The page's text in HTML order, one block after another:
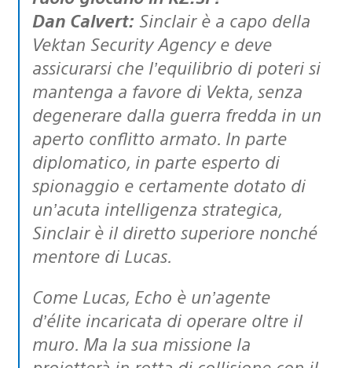
Dan Calvert: Sinclair è a capo della
Vektan Security Agency e deve
assicurarsi che l’equilibrio di poteri si
mantenga a favore di Vekta, senza
degenerare dalla guerra fredda in un
aperto conflitto armato. In parte
diplomatico, in parte esperto di
spionaggio e certamente dotato di
un’acuta intelligenza strategica,
Sinclair è il diretto superiore nonché
mentore di Lucas.
Come Lucas, Echo è un’agente
d’élite incaricata di operare oltre il
muro. Ma la sua missione la